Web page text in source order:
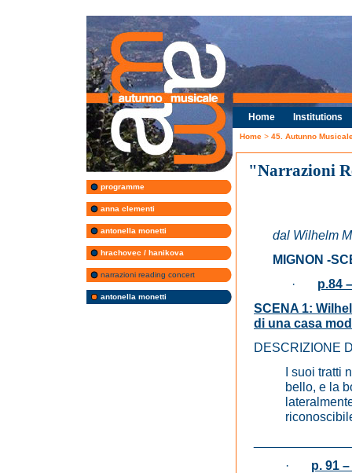
programme
anna clementi
antonella monetti
hrachovec / hanikova
narrazioni reading concert
antonella monetti
Home Institutions
Home > 45. Autunno
"Narrazioni
dal Wilhelm
MIGNON -
· p.84
SCENA 1:
di una casa
DESCRIZIONE
I suoi tratti
bello, e la
· p. 91